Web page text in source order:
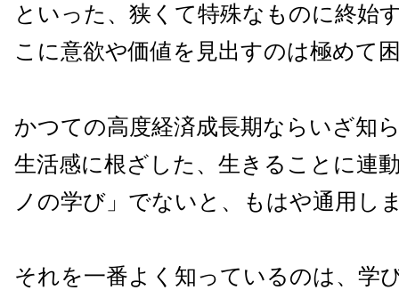
といった、狭くて特殊なものに終始
こに意欲や価値を見出すのは極めて
かつての高度経済成長期ならいざ知
生活感に根ざした、生きることに連
ノの学び」でないと、もはや通用し
それを一番よく知っているのは、学